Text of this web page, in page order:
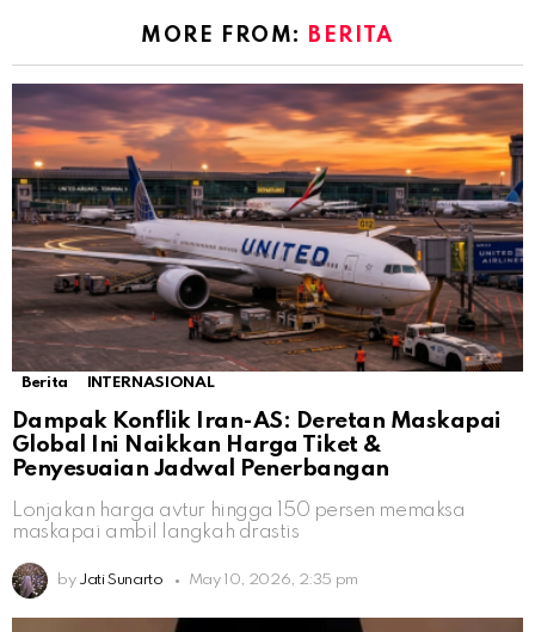
MORE FROM: BERITA
Berita INTERNASIONAL
Dampak Konflik Iran-AS: Deretan Maskapai
Global Ini Naikkan Harga Tiket &
Penyesuaian Jadwal Penerbangan
Lonjakan harga avtur hingga 150 persen memaksa
maskapai ambil langkah drastis
by Jati Sunarto May 10, 2026, 2:35 pm